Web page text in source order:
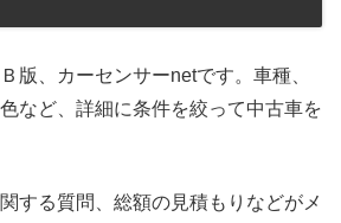
版、カーセンサーnetです。車種、
など、詳細に条件を絞って中古車を
する質問、総額の見積もりなどがメ